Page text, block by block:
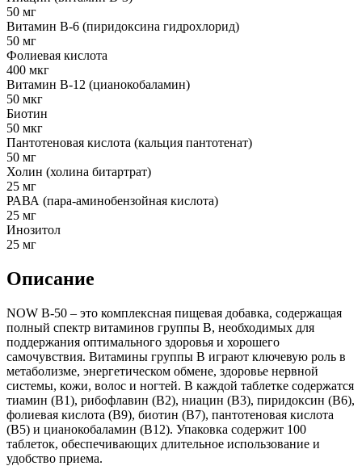
50 мг
Витамин В-6 (пиридоксина гидрохлорид)
50 мг
Фолиевая кислота
400 мкг
Витамин В-12 (цианокобаламин)
50 мкг
Биотин
50 мкг
Пантотеновая кислота (кальция пантотенат)
50 мг
Холин (холина битартрат)
25 мг
РАВА (пара-аминобензойная кислота)
25 мг
Инозитол
25 мг
Описание
NOW B-50 – это комплексная пищевая добавка, содержащая
полный спектр витаминов группы B, необходимых для
поддержания оптимального здоровья и хорошего
самочувствия. Витамины группы B играют ключевую роль в
метаболизме, энергетическом обмене, здоровье нервной
системы, кожи, волос и ногтей. В каждой таблетке содержатся
тиамин (B1), рибофлавин (B2), ниацин (B3), пиридоксин (B6),
фолиевая кислота (B9), биотин (B7), пантотеновая кислота
(B5) и цианокобаламин (B12). Упаковка содержит 100
таблеток, обеспечивающих длительное использование и
удобство приема.